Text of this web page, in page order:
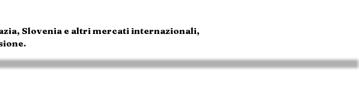
Slovenia e altri mercati internazionali,